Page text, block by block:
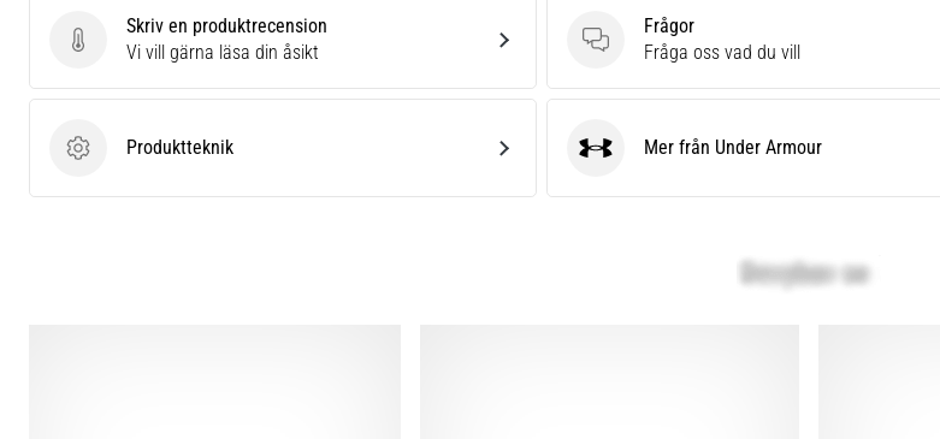
Skriv en produktrecension
Skriv en produktrecension
Vi vill gärna läsa din åsikt
Frågor
Frågor
Fråga oss vad du vill
ProduktteknikProduktteknik Under ArmourMer från Under Armour